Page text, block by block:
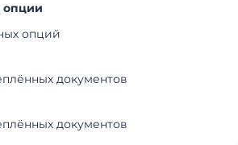
опции
опций
документов
документов